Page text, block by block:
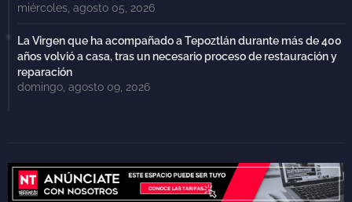
miércoles, agosto 05, 2026
La Virgen que ha acompañado a Tepoztlán durante más de 400
años volvió a casa, tras un necesario proceso de restauración y
reparación
domingo, agosto 09, 2026